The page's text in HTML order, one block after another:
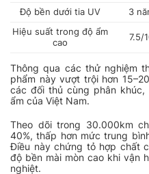
Độ bền dưới tia UV
3
Hiệu suất trong độ ẩm
cao
7.5/
Thông qua các thử nghiệm
phẩm này vượt trội hơn
các đối thủ cùng phân
ẩm của Việt Nam.
Theo dõi trong 30.000km
40%, thấp hơn mức trung
Điều này chứng tỏ hợp chất
độ bền mài mòn cao khi vận
nghiệt.